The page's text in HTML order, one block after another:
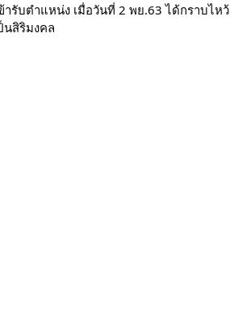
รับตำแหน่ง เมื่อวันที่ 2 พย.63 ได้กราบไ
นสิริมงคล